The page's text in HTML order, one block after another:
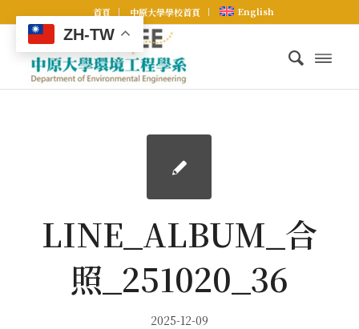
首頁 中原大學學校首頁 English
LINE_ALBUM_合
照_251020_36
2025-12-09
ZH-TW